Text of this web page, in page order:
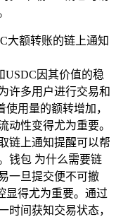
USDC因其价值的稳
许多用户进行交易和
用量的额转增加，
动性变得尤为重要。
链上通知提醒可以帮
钱包 为什么需要链
一旦提交便不可撤
显得尤为重要。通过
时间获知交易状态，